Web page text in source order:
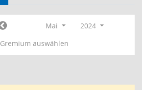
Mai
2024
Gremium auswählen